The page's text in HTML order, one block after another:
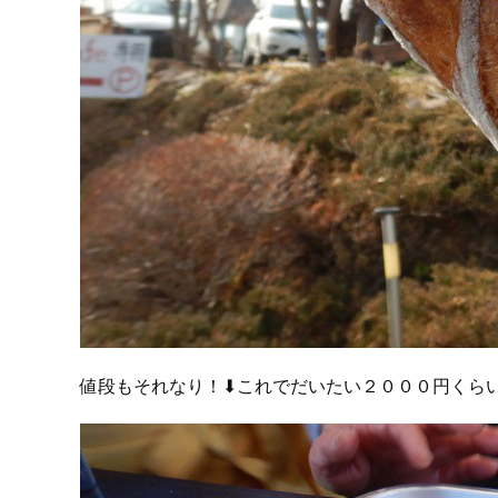
値段もそれなり！⬇これでだいたい２０００円くら